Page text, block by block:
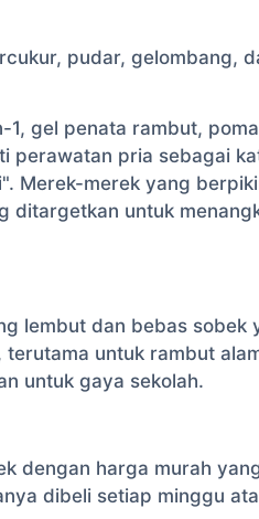
pudar, gelombang,
gel penata rambut,
perawatan pria sebagai
Merek-merek yang
ditargetkan untuk
lembut dan bebas sobek
untuk rambut
untuk gaya sekolah.
dengan harga murah
dibeli setiap minggu